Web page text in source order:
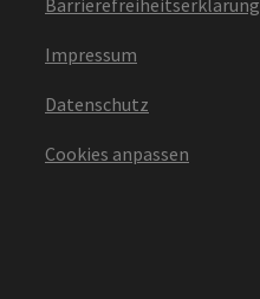
Impressum
Datenschutz
Cookies anpassen